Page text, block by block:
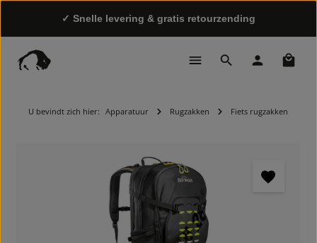
✓ Snelle levering & gratis retourzending
toeleveringsketen
U bevindt zich hier: Apparatuur Rugzakken Fiets rugzakken